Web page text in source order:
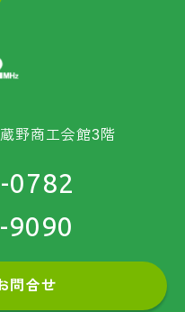
野商工会館3階
0782
9090
問合せ